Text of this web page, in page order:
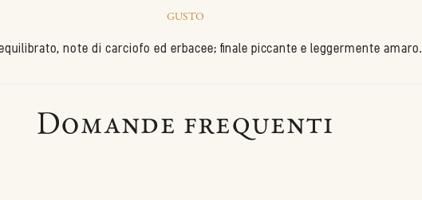
GUSTO
note di carciofo ed erbacee; finale piccante e leggermente amaro.
Domande frequenti